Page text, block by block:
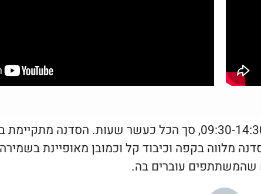
הסדנה מתקיימת במשך שני ימי שישי בבוקר, בין השעות 09:30-14:30, סך הכל כעשר
בקפה וכיבוד קל וכמובן מאופיינת
שהמשתתפים עוברים בה.